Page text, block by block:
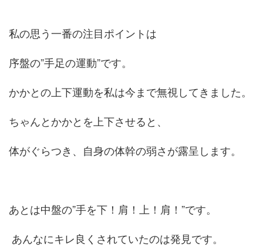
私の思う一番の注目ポイントは
序盤の”手足の運動”です。
かかとの上下運動を私は今まで無視してきました。
ちゃんとかかとを上下させると、
体がぐらつき、自身の体幹の弱さが露呈します。
あとは中盤の”手を下！肩！上！肩！”です。
あんなにキレ良くされていたのは発見です。